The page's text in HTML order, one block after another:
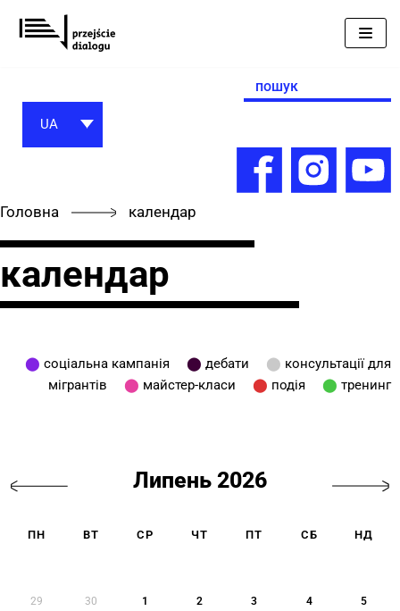
Перейти
до
Search
for:
UA
Головна календар
календар
⬤ cоціальна кампанія ⬤ дебати ⬤ консультації для
мігрантів
⬤ майстер-класи ⬤ подія ⬤ тренинг
Липень 2026
ПН ВТ СР ЧТ ПТ СБ НД
29 30 1 2 3 4 5